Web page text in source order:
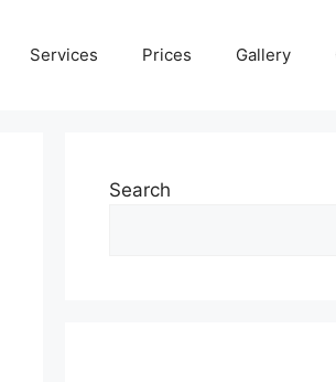
Services Prices Gallery
Search